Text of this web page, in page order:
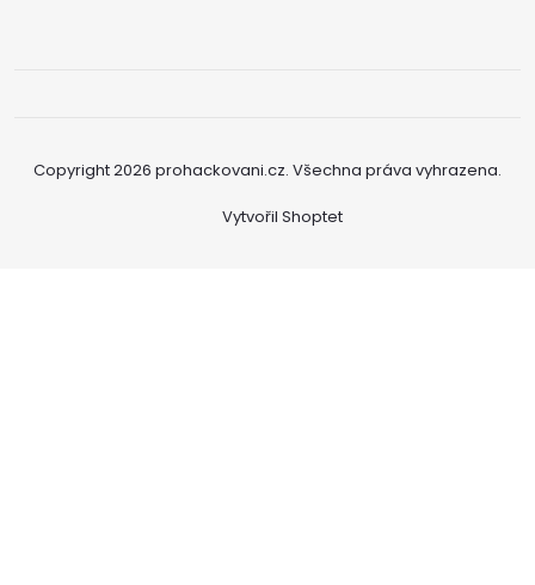
Vytvořil Shoptet
Copyright 2026 prohackovani.cz. Všechna práva vyhrazena.